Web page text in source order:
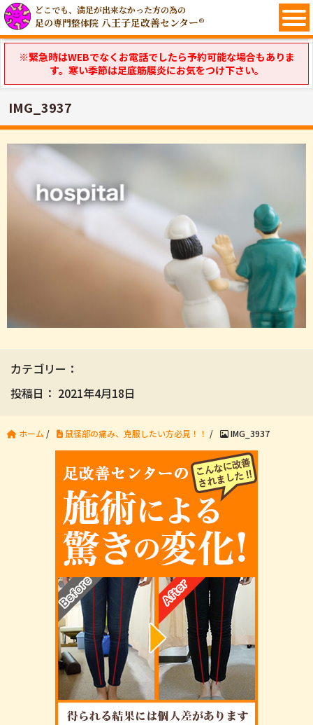
どこでも、満足が出来なかった方の為の
足の専門整体院 八王子足改善センター®
※緊急時はWEBでなくお電話でしたら予約可能な場合もありま
す。寒い季節は足底筋膜炎にお気をつけ下さい。
IMG_3937
カテゴリー：
投稿日： 2021年4月18日
ホーム / 鼠径部の痛み、克服したい方必見！！ / IMG_3937